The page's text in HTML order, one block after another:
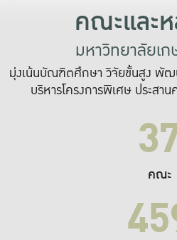
คณะและ
มหาวิทยาลัยเ
มุ่งเน้นบัณฑิตศึกษา วิจัยขั้นสูง พัฒ
บริหารโครงการพิเศษ ประสา
คณะ